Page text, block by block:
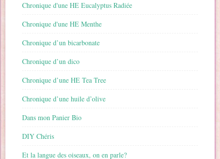
Chronique d'une HE Eucalyptus Radiée
Chronique d'une HE Menthe
Chronique d’un bicarbonate
Chronique d’un dico
Chronique d’une HE Tea Tree
Chronique d’une huile d’olive
Dans mon Panier Bio
DIY Chéris
Et la langue des oiseaux, on en parle?